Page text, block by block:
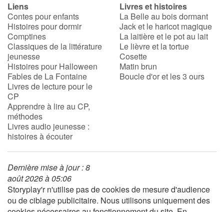
Liens
Contes pour enfants
Histoires pour dormir
Comptines
Classiques de la littérature
jeunesse
Histoires pour Halloween
Fables de La Fontaine
Livres de lecture pour le
CP
Apprendre à lire au CP,
méthodes
Livres audio jeunesse :
histoires à écouter
Livres et histoires
La Belle au bois dormant
Jack et le haricot magique
La laitière et le pot au lait
Le lièvre et la tortue
Cosette
Matin brun
Boucle d'or et les 3 ours
Dernière mise à jour : 8
août 2026 à 05:06
Storyplay'r n'utilise pas de cookies de mesure d'audience
ou de ciblage publicitaire. Nous utilisons uniquement des